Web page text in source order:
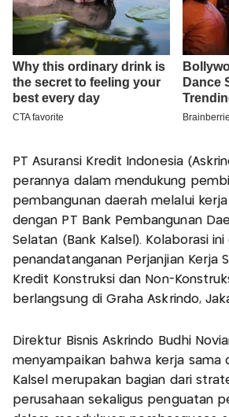
PT Asuransi Kredit Indonesia
perannya dalam mendukung
pembangunan daerah melalui
dengan PT Bank Pembangunan
Selatan (Bank Kalsel). Kolaborasi
penandatanganan Perjanjian Kerja
Kredit Konstruksi dan Non-
berlangsung di Graha Askrindo,
Direktur Bisnis Askrindo Budhi
menyampaikan bahwa kerja sama
Kalsel merupakan bagian dari
perusahaan sekaligus penguatan